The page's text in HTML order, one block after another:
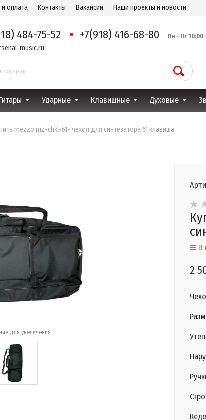
и оплата Контакты Вакансии Наши проекты и новости
484-75-52 +7(918) 416-68-80 Пн—Пт
music.ru
Гитары Ударные Клавишные Духовые
mezzo mz-chkl-61- чехол для синтезатора 61 клавиша
для увеличения
В
2